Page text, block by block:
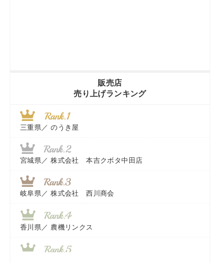
販売店
売り上げランキング
三重県／ のうき屋
宮城県／ 株式会社 本吉クボタ中田店
岐阜県／ 株式会社 西川商会
香川県／ 農機リンクス